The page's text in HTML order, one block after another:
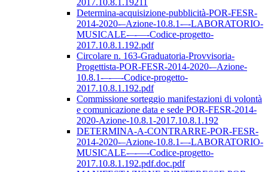
2017.10.8.1.19211
Determina-acquisizione-pubblicità-POR-FESR-
2014-2020-–Azione-10.8.1-–-LABORATORIO-
MUSICALE-–-––-Codice-progetto-
2017.10.8.1.192.pdf
Circolare n. 163-Graduatoria-Provvisoria-
Progettista-POR-FESR-2014-2020-–Azione-
10.8.1-–-––-Codice-progetto-
2017.10.8.1.192.pdf
Commissione sorteggio manifestazioni di volontà
e comunicazione data e sede POR-FESR-2014-
2020-Azione-10.8.1-2017.10.8.1.192
DETERMINA-A-CONTRARRE-POR-FESR-
2014-2020-–Azione-10.8.1-–-LABORATORIO-
MUSICALE-–-––-Codice-progetto-
2017.10.8.1.192.pdf.doc.pdf